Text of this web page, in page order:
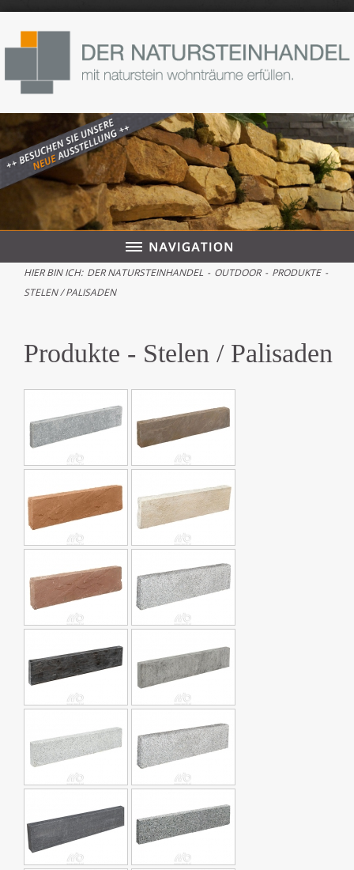
HIER BIN ICH: DER NATURSTEINHANDEL - OUTDOOR - PRODUKTE -
STELEN / PALISADEN
Produkte - Stelen / Palisaden